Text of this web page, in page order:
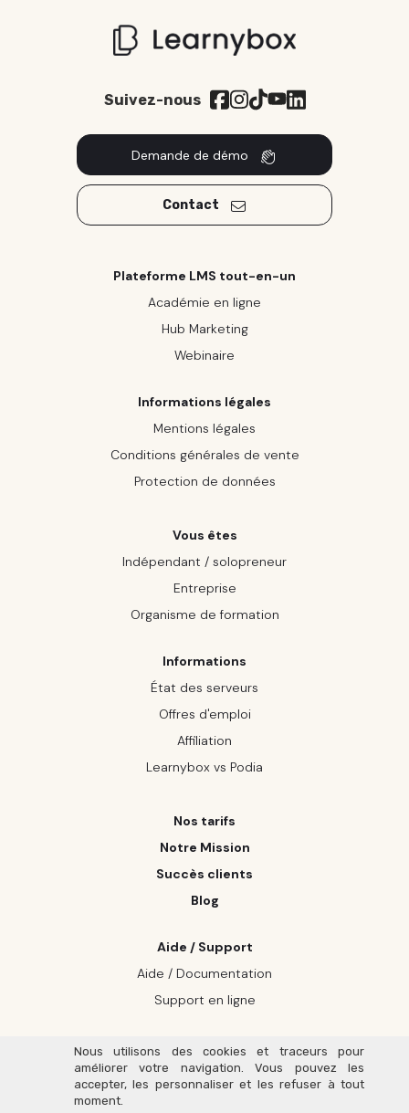
Suivez-nous
Plateforme LMS tout-en-un
Académie en ligne
Hub Marketing
Webinaire
Informations légales
Mentions légales
Conditions générales de vente
Protection de données
Vous êtes
Indépendant / solopreneur
Entreprise
Organisme de formation
Informations
État des serveurs
Offres d'emploi
Affiliation
Learnybox vs Podia
Nos tarifs
Notre Mission
Succès clients
Blog
Aide / Support
Aide / Documentation
Support en ligne
Demande de démo
Contact
Un site réalisé avec ❤️ par LearnyBox,
votreplateforme de formation en ligne
Nous utilisons des cookies et traceurs pour
améliorer votre navigation. Vous pouvez les
accepter, les personnaliser et les refuser à tout
moment.